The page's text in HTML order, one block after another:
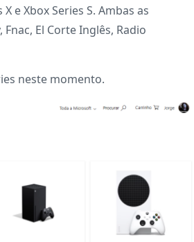
e Xbox Series S. Ambas as
El Corte Inglês, Radio
neste momento.